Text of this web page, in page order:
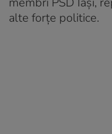
alte forţe politice.